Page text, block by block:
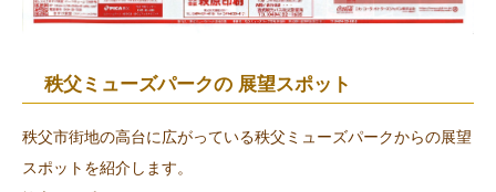
秩父ミューズパークの 展望スポット
秩父市街地の高台に広がっている秩父ミューズパークからの展望
スポットを紹介します。